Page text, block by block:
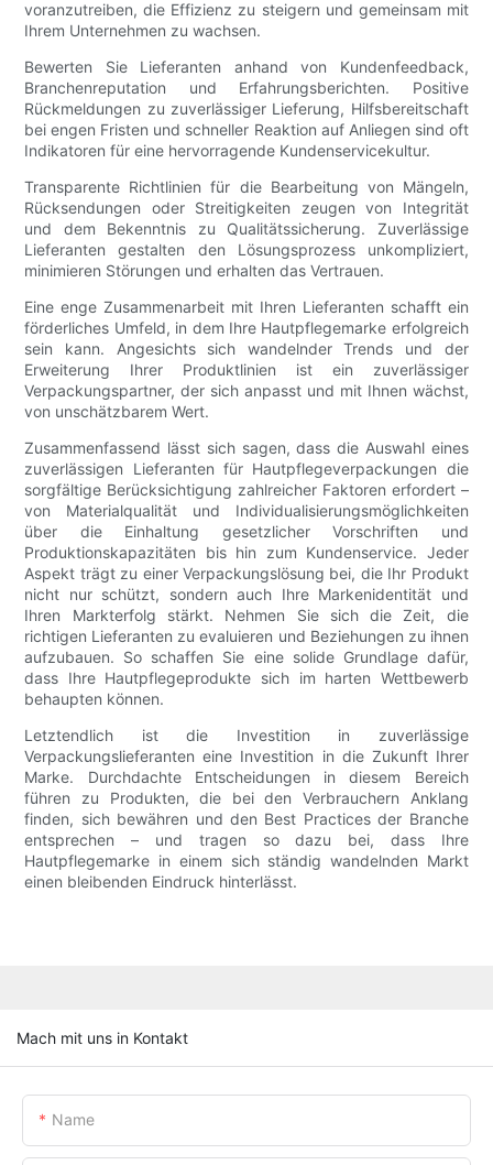
voranzutreiben, die Effizienz zu steigern und gemeinsam mit
Ihrem Unternehmen zu wachsen.
Bewerten Sie Lieferanten anhand von Kundenfeedback,
Branchenreputation und Erfahrungsberichten. Positive
Rückmeldungen zu zuverlässiger Lieferung, Hilfsbereitschaft
bei engen Fristen und schneller Reaktion auf Anliegen sind oft
Indikatoren für eine hervorragende Kundenservicekultur.
Transparente Richtlinien für die Bearbeitung von Mängeln,
Rücksendungen oder Streitigkeiten zeugen von Integrität
und dem Bekenntnis zu Qualitätssicherung. Zuverlässige
Lieferanten gestalten den Lösungsprozess unkompliziert,
minimieren Störungen und erhalten das Vertrauen.
Eine enge Zusammenarbeit mit Ihren Lieferanten schafft ein
förderliches Umfeld, in dem Ihre Hautpflegemarke erfolgreich
sein kann. Angesichts sich wandelnder Trends und der
Erweiterung Ihrer Produktlinien ist ein zuverlässiger
Verpackungspartner, der sich anpasst und mit Ihnen wächst,
von unschätzbarem Wert.
Zusammenfassend lässt sich sagen, dass die Auswahl eines
zuverlässigen Lieferanten für Hautpflegeverpackungen die
sorgfältige Berücksichtigung zahlreicher Faktoren erfordert –
von Materialqualität und Individualisierungsmöglichkeiten
über die Einhaltung gesetzlicher Vorschriften und
Produktionskapazitäten bis hin zum Kundenservice. Jeder
Aspekt trägt zu einer Verpackungslösung bei, die Ihr Produkt
nicht nur schützt, sondern auch Ihre Markenidentität und
Ihren Markterfolg stärkt. Nehmen Sie sich die Zeit, die
richtigen Lieferanten zu evaluieren und Beziehungen zu ihnen
aufzubauen. So schaffen Sie eine solide Grundlage dafür,
dass Ihre Hautpflegeprodukte sich im harten Wettbewerb
behaupten können.
Letztendlich ist die Investition in zuverlässige
Verpackungslieferanten eine Investition in die Zukunft Ihrer
Marke. Durchdachte Entscheidungen in diesem Bereich
führen zu Produkten, die bei den Verbrauchern Anklang
finden, sich bewähren und den Best Practices der Branche
entsprechen – und tragen so dazu bei, dass Ihre
Hautpflegemarke in einem sich ständig wandelnden Markt
einen bleibenden Eindruck hinterlässt.
Mach mit uns in Kontakt
Name